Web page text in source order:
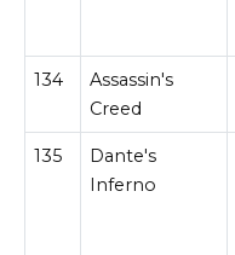
134
Assassin's
Creed
135
Dante's
Inferno